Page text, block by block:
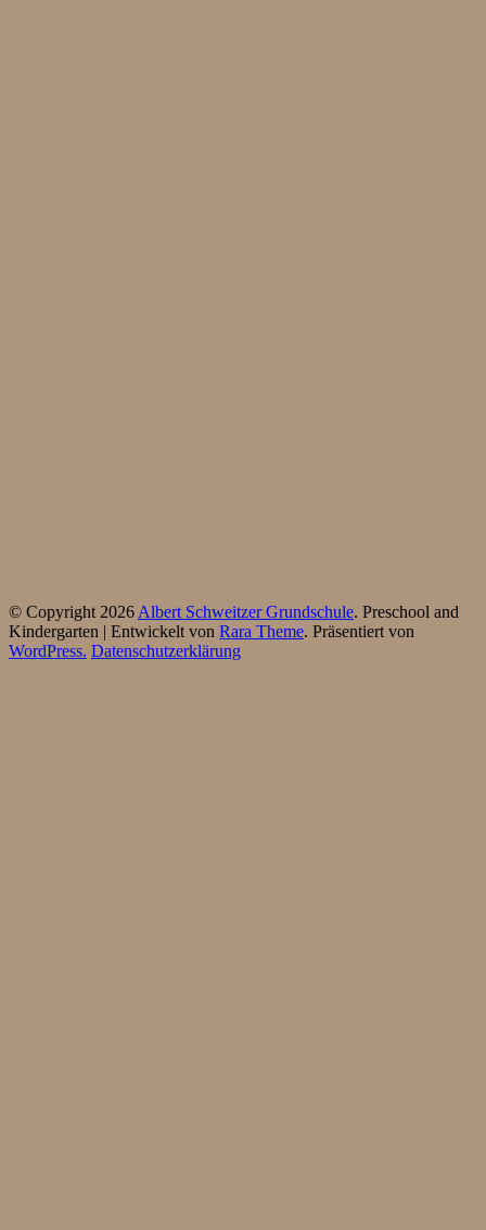
© Copyright 2026 Albert Schweitzer Grundschule. Preschool and
Kindergarten | Entwickelt von Rara Theme. Präsentiert von
WordPress. Datenschutzerklärung